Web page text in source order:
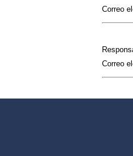
Correo
Correo